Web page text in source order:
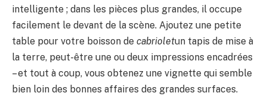
intelligente ; dans les pièces plus grandes, il occupe
facilement le devant de la scène. Ajoutez une petite
table pour votre boisson de cabrioletun tapis de mise à
la terre, peut-être une ou deux impressions encadrées
– et tout à coup, vous obtenez une vignette qui semble
bien loin des bonnes affaires des grandes surfaces.